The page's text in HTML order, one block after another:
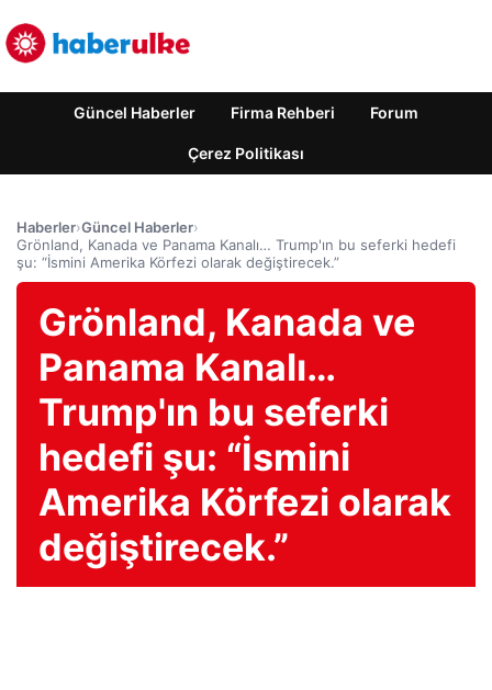
Güncel Haberler Firma Rehberi Forum
Çerez Politikası
Haberler›Güncel Haberler›
Grönland, Kanada ve Panama Kanalı… Trump'ın bu seferki hedefi
şu: “İsmini Amerika Körfezi olarak değiştirecek.”
Grönland, Kanada ve
Panama Kanalı…
Trump'ın bu seferki
hedefi şu: “İsmini
Amerika Körfezi olarak
değiştirecek.”